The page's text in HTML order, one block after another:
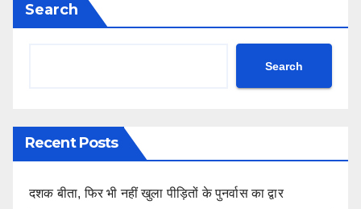
Search
Search
Recent Posts
दशक बीता, फिर भी नहीं खुला पीड़ितों के पुनर्वास का द्वार